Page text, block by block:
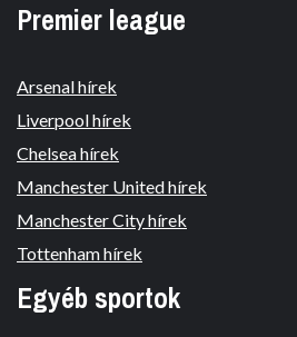
Premier league
Arsenal hírek
Liverpool hírek
Chelsea hírek
Manchester United hírek
Manchester City hírek
Tottenham hírek
Egyéb sportok